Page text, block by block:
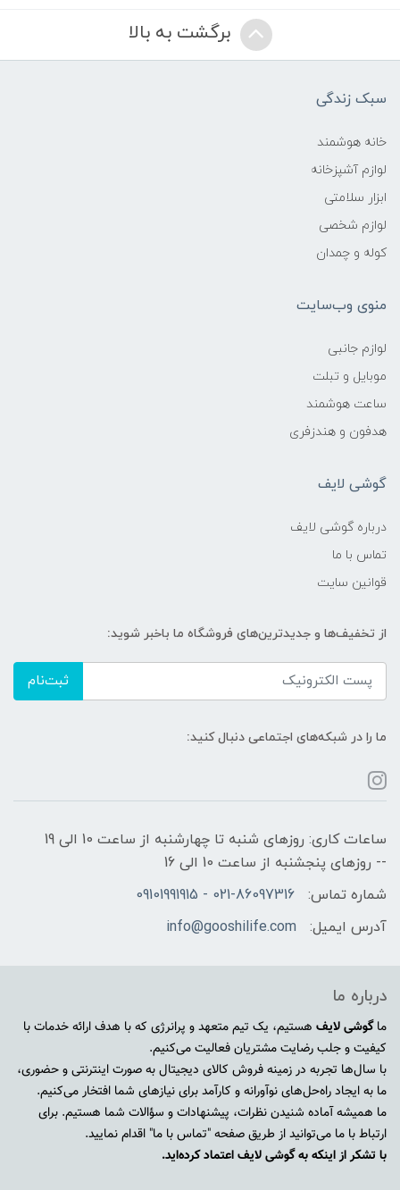
برگشت به بالا
سبک زندگی
خانه هوشمند
لوازم آشپزخانه
ابزار سلامتی
لوازم شخصی
کوله و چمدان
منوی وب‌سایت
لوازم جانبی
موبایل و تبلت
ساعت هوشمند
هدفون و هندزفری
گوشی لایف
درباره گوشی لایف
تماس با ما
قوانین سایت
از تخفیف‌ها و جدیدترین‌های فروشگاه ما باخبر شوید:
ثبت‌نام
ما را در شبکه‌های اجتماعی دنبال کنید:
ساعات کاری: روزهای شنبه تا چهارشنبه از ساعت 10 الی 19
-- روزهای پنجشنبه از ساعت 10 الی 16
شماره تماس:
021-86097316 - 09101991915
آدرس ایمیل:
info@gooshilife.com
درباره ما
ماگوشی لایف هستیم، یک تیم متعهد و پرانرژی که با هدف ارائه خدمات با
کیفیت و جلب رضایت مشتریان فعالیت می‌کنیم.
با سال‌ها تجربه در زمینه فروش کالای دیجیتال به صورت اینترنتی و حضوری،
ما به ایجاد راه‌حل‌های نوآورانه و کارآمد برای نیازهای شما افتخار می‌کنیم.
ما همیشه آماده شنیدن نظرات، پیشنهادات و سؤالات شما هستیم. برای
ارتباط با ما می‌توانید از طریق صفحه "تماس با ما" اقدام نمایید.
با تشکر از اینکه به گوشی لایف اعتماد کرده‌اید.